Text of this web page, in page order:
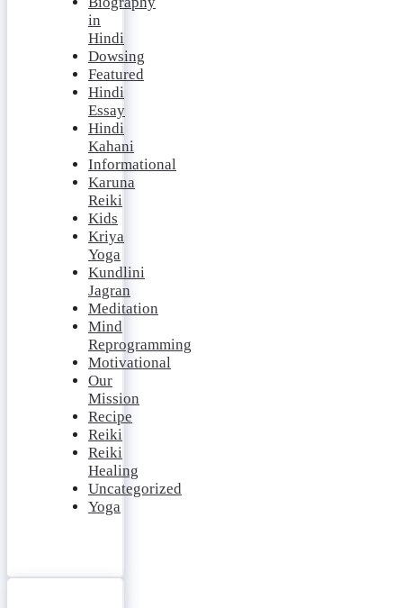
in
Hindi
Dowsing
Featured
Hindi
Essay
Hindi
Kahani
Informational
Karuna
Reiki
Kids
Kriya
Yoga
Kundlini
Jagran
Meditation
Mind
Reprogramming
Motivational
Our
Mission
Recipe
Reiki
Reiki
Healing
Uncategorized
Yoga